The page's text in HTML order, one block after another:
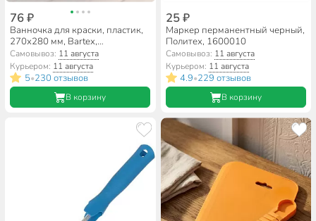
76 ₽
Ванночка для краски, пластик,
270х280 мм, Bartex,
27700421052
Самовывоз: 11 августа
Курьером: 11 августа
5•230 отзывов
В корзину
25 ₽
Маркер перманентный черный,
Политех, 1600010
Самовывоз: 11 августа
Курьером: 11 августа
4.9•229 отзывов
В корзину